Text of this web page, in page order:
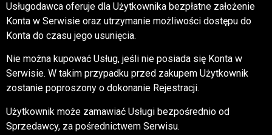
Usługodawca oferuje dla Użytkownika bezpłatne założenie
Konta w Serwisie oraz utrzymanie możliwości dostępu do
Konta do czasu jego usunięcia.
Nie można kupować Usług, jeśli nie posiada się Konta w
Serwisie. W takim przypadku przed zakupem Użytkownik
zostanie poproszony o dokonanie Rejestracji.
Użytkownik może zamawiać Usługi bezpośrednio od
Sprzedawcy, za pośrednictwem Serwisu.